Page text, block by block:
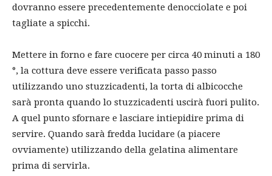
dovranno essere precedentemente denocciolate e poi
tagliate a spicchi.
Mettere in forno e fare cuocere per circa 40 minuti a 180
°, la cottura deve essere verificata passo passo
utilizzando uno stuzzicadenti, la torta di albicocche
sarà pronta quando lo stuzzicadenti uscirà fuori pulito.
A quel punto sfornare e lasciare intiepidire prima di
servire. Quando sarà fredda lucidare (a piacere
ovviamente) utilizzando della gelatina alimentare
prima di servirla.